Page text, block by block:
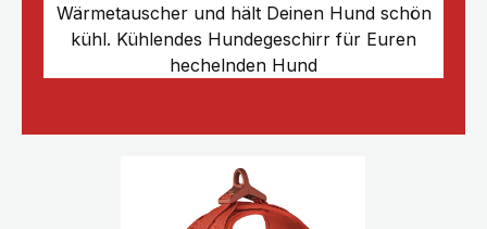
Wärmetauscher und hält Deinen Hund schön
kühl. Kühlendes Hundegeschirr für Euren
hechelnden Hund
Bildergalerie überspringen